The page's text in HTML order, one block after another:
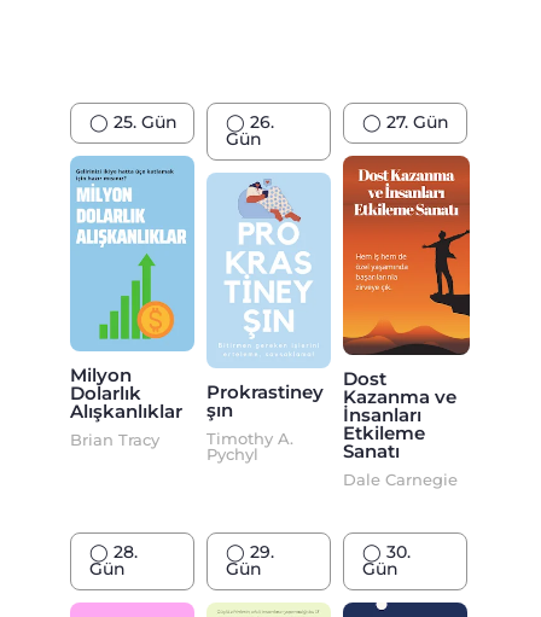
◯ 25. Gün
Milyon
Dolarlık
Alışkanlıklar
Brian Tracy
◯ 26.
Gün
Prokrastiney
şın
Timothy A.
Pychyl
◯ 27. Gün
Dost
Kazanma ve
İnsanları
Etkileme
Sanatı
Dale Carnegie
◯ 28.
Gün
◯ 29.
Gün
◯ 30.
Gün